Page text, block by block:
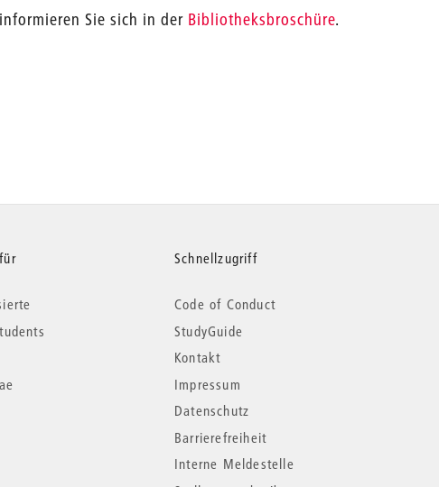
Sie sich in der Bibliotheksbroschüre.
Schnellzugriff
Code of Conduct
StudyGuide
Kontakt
Impressum
Datenschutz
Barrierefreiheit
Interne Meldestelle